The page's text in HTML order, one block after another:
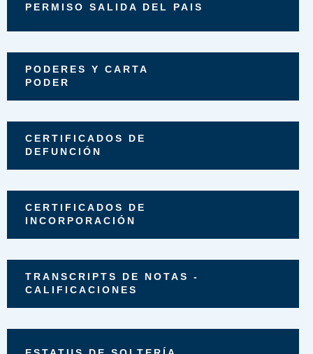
PERMISO SALIDA DEL PAIS
PODERES Y CARTA
PODER
CERTIFICADOS DE
DEFUNCIÓN
CERTIFICADOS DE
INCORPORACIÓN
TRANSCRIPTS DE NOTAS -
CALIFICACIONES